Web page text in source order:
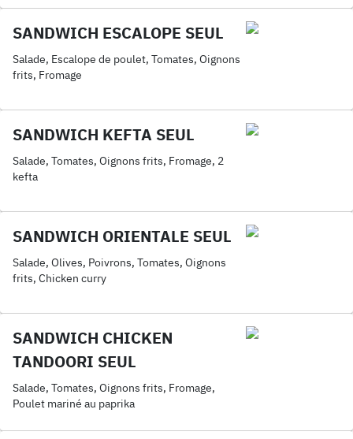
SANDWICH ESCALOPE SEUL
Salade, Escalope de poulet, Tomates, Oignons
frits, Fromage
SANDWICH KEFTA SEUL
Salade, Tomates, Oignons frits, Fromage, 2
kefta
SANDWICH ORIENTALE SEUL
Salade, Olives, Poivrons, Tomates, Oignons
frits, Chicken curry
SANDWICH CHICKEN
TANDOORI SEUL
Salade, Tomates, Oignons frits, Fromage,
Poulet mariné au paprika